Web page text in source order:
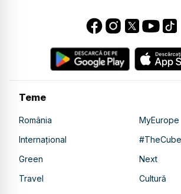
Teme
România
MyEurope
Internațional
#TheCube
Green
Next
Travel
Cultură